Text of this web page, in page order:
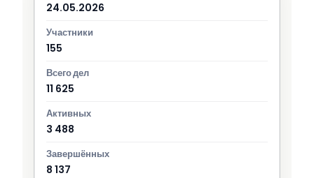
24.05.2026
155
11 625
3 488
8 137